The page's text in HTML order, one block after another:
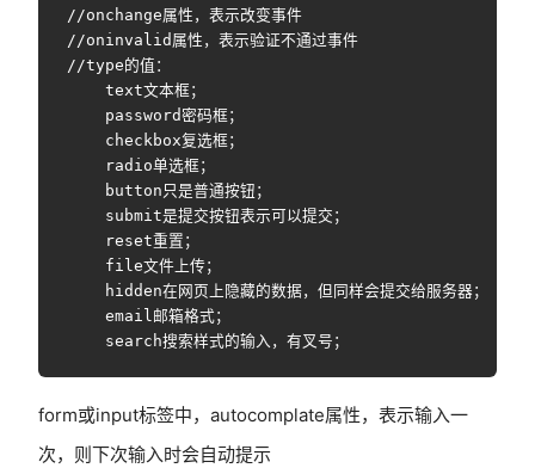
//onchange属性，表示改变事件
//oninvalid属性，表示验证不通过事件
//type的值：
    text文本框；
    password密码框；
    checkbox复选框；
    radio单选框；
    button只是普通按钮；
    submit是提交按钮表示可以提交；
    reset重置；
    file文件上传；
    hidden在网页上隐藏的数据，但同样会提交给服务器；
    email邮箱格式；
form或input标签中，autocomplate属性，表示输入一
次，则下次输入时会自动提示